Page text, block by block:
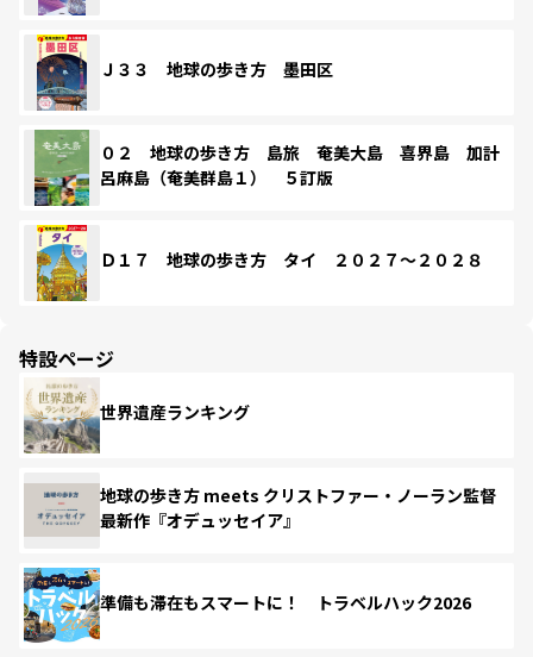
Ｊ３３ 地球の歩き方 墨田区
０２ 地球の歩き方 島旅 奄美大島 喜界島 加計
呂麻島（奄美群島１） ５訂版
Ｄ１７ 地球の歩き方 タイ ２０２７～２０２８
特設ページ
世界遺産ランキング
地球の歩き方 meets クリストファー・ノーラン監督
最新作『オデュッセイア』
準備も滞在もスマートに！ トラベルハック2026